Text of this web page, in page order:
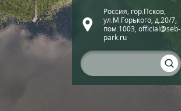
Россия, гор.Псков,
ул.М.Горького, д.20/7,
пом.1003, official@seb-
park.ru